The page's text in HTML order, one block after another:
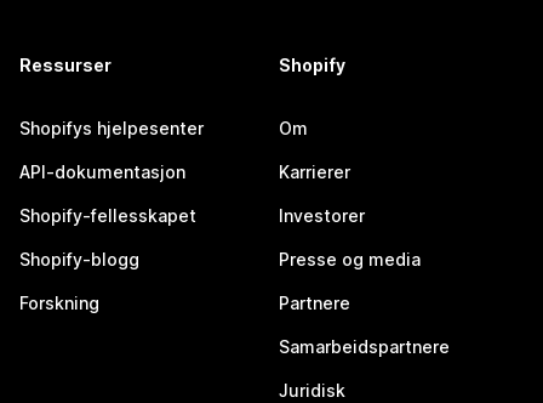
Ressurser
Shopifys hjelpesenter
API-dokumentasjon
Shopify-fellesskapet
Shopify-blogg
Forskning
Shopify
Om
Karrierer
Investorer
Presse og media
Partnere
Samarbeidspartnere
Juridisk